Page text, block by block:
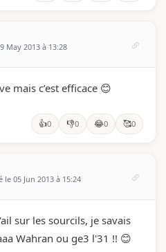
May 2013 à 13:28
mais c’est efficace 😊
👍0 👎0 😂0 🥰0
le 05 Jun 2013 à 15:24
sur les sourcils, je savais
Wahran ou ge3 l'31 !! 😊